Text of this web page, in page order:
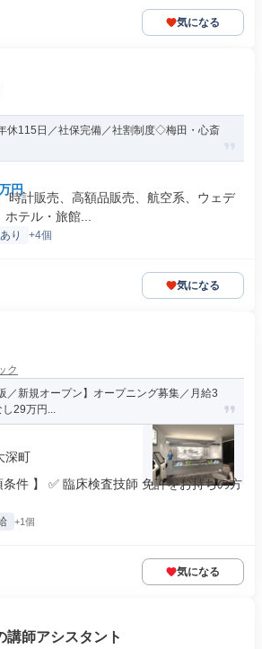
気になる
休115日／社保完備／社割制度◇梅田・心斎
円
時計販売、高額品販売、航空系、ウェデ
テル・旅館...
り +4個
気になる
ク
／新規オープン】オープニング募集／月給3
29万円...
深町
件 】 ✅ 臨床検査技師 免許をお持ちの方
+1個
気になる
講師アシスタント